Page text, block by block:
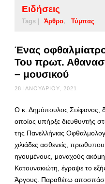
Ειδήσεις
Tags | Άρθρο Τύμπας
Ένας
Του πρωτ.
– μουσικού
28 ΙΑΝΟΥΑΡΊΟΥ, 2021
Ο κ. Δημόπουλος Στέφανος,
οποίος υπήρξε διευθυντής
της Πανελλήνιας
χιλιάδες ασθενείς,
ηγουμένους, μοναχούς
Κατουνακιώτη, έγραψε το
Άργους. Παραθέτω